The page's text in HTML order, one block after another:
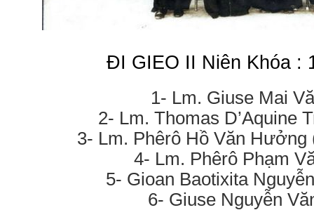
ĐI GIEO II Niên Khóa :
1- Lm. Giuse Mai
2- Lm. Thomas D’Aquine
3- Lm. Phêrô Hồ Văn
4- Lm. Phêrô Phạm
5- Gioan Baotixita
6- Giuse Nguyễn